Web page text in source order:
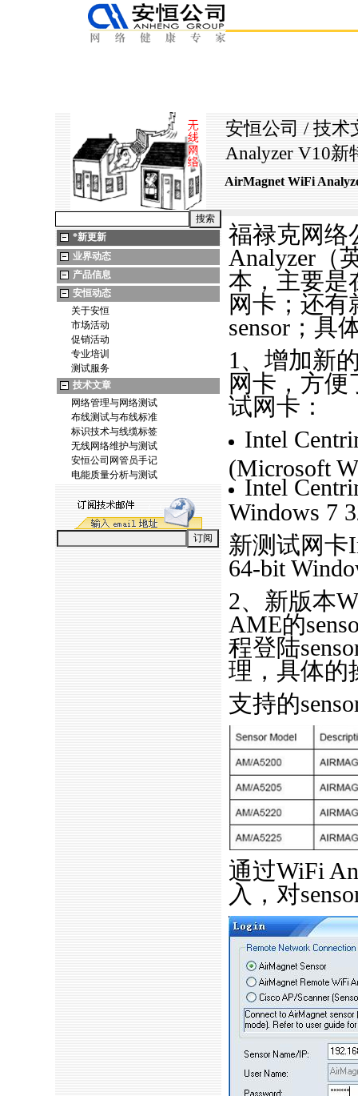
*新更新
业界动态
产品信息
安恒动态
关于安恒
市场活动
促销活动
专业培训
测试服务
技术文章
网络管理与网络测试
布线测试与布线标准
标识技术与线缆标签
无线网络维护与测试
安恒公司网管员手记
电能质量分析与测试
安恒公司 / 技术
Analyzer V10新
AirMagnet WiFi
福禄克网络
Analyzer（
本，主要是
网卡；还
sensor；具
1、增加新
网卡，方
试网卡：
Intel
(Microsoft
Intel
Windows 7
新测试网卡
64-bit
2、新版本
AME的
程登陆
理，具体的
支持的
通过WiFi
入，对